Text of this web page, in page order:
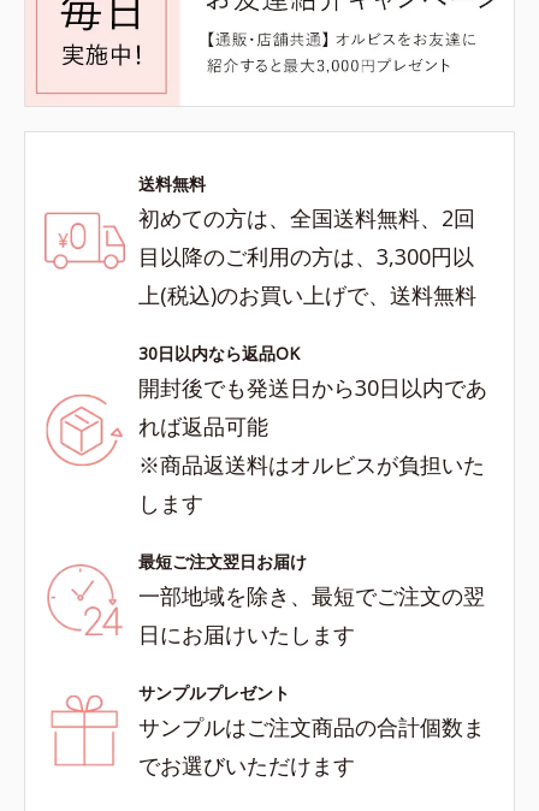
送料無料
初めての方は、全国送料無料、2回
目以降のご利用の方は、3,300円以
上(税込)のお買い上げで、送料無料
30日以内なら返品OK
開封後でも発送日から30日以内であ
れば返品可能
※商品返送料はオルビスが負担いた
します
最短ご注文翌日お届け
一部地域を除き、最短でご注文の翌
日にお届けいたします
サンプルプレゼント
サンプルはご注文商品の合計個数ま
でお選びいただけます